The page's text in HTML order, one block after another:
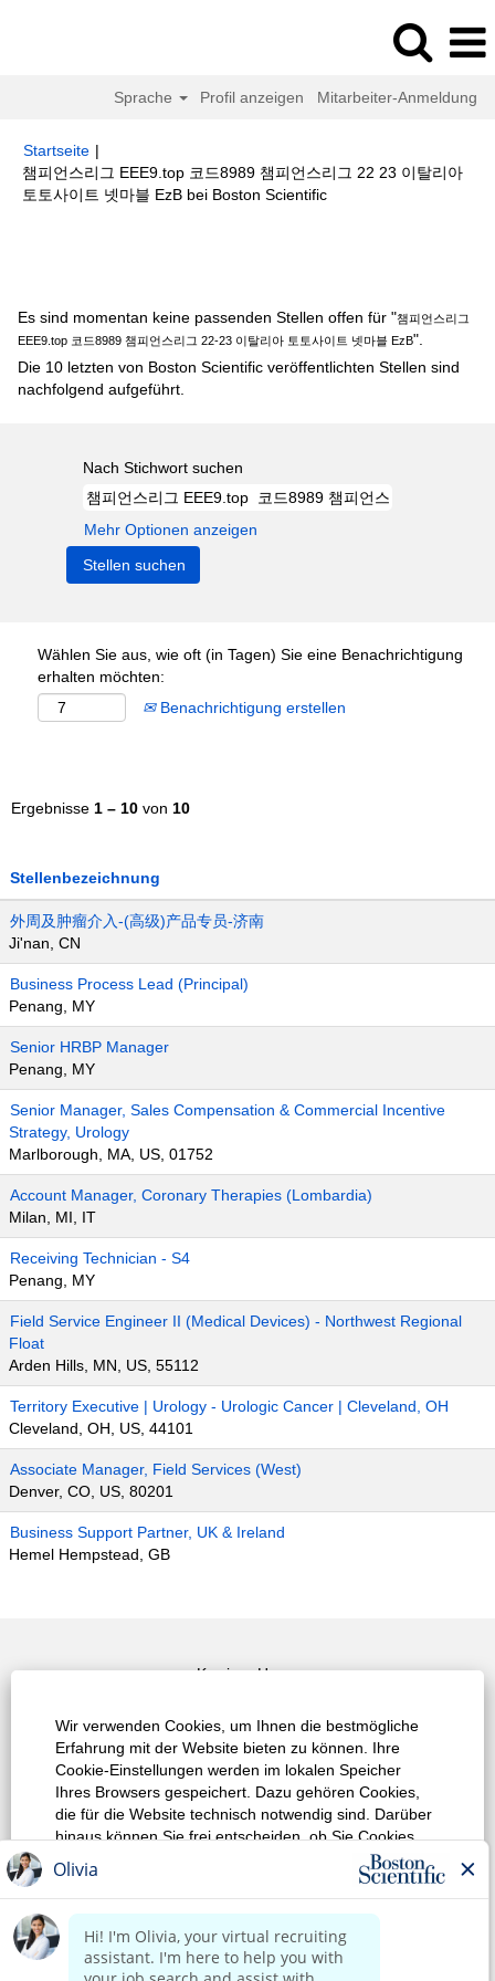
Wir verwenden Cookies, um Ihnen die bestmögliche
Erfahrung mit der Website bieten zu können. Ihre
Cookie-Einstellungen werden im lokalen Speicher
Ihres Browsers gespeichert. Dazu gehören Cookies,
die für die Website technisch notwendig sind. Darüber
hinaus können Sie frei entscheiden, ob Sie Cookies
akzeptieren, und dies jederzeit ändern. Sie können
auch Cookies zur Verbesserung der Website-Leistung
sowie Cookies zum Anzeigen von Inhalten, die auf Ihre
Interessen zugeschnitten sind, ablehnen. Wenn Sie
nicht alle Cookies akzeptieren, kann dies
Auswirkungen auf Ihre Erfahrung auf der Site und die
Sprache Profil anzeigen Mitarbeiter-Anmeldung
Startseite |
챔피언스리그 EEE9.top 코드8989 챔피언스리그 22 23 이탈리아
토토사이트 넷마블 EzB bei Boston Scientific(aktuelle
Es sind momentan keine passenden Stellen offen für "챔피언스리그
EEE9.top 코드8989 챔피언스리그 22-23 이탈리아 토토사이트 넷마블 EzB".
Die 10 letzten von Boston Scientific veröffentlichten Stellen sind
nachfolgend aufgeführt.
Nach Stichwort suchen
Mehr Optionen anzeigen
Wählen Sie aus, wie oft (in Tagen) Sie eine Benachrichtigung
erhalten möchten:
Benachrichtigung erstellen
Ergebnisse 1 – 10 von 10
Stellenbezeichnung
外周及肿瘤介入-(高级)产品专员-济南
Ji'nan, CN
Business Process Lead (Principal)
Penang, MY
Senior HRBP Manager
Penang, MY
Senior Manager, Sales Compensation & Commercial Incentive
Strategy, Urology
Marlborough, MA, US, 01752
Account Manager, Coronary Therapies (Lombardia)
Milan, MI, IT
Receiving Technician - S4
Penang, MY
Field Service Engineer II (Medical Devices) - Northwest Regional
Float
Arden Hills, MN, US, 55112
Territory Executive | Urology - Urologic Cancer | Cleveland, OH
Cleveland, OH, US, 44101
Associate Manager, Field Services (West)
Denver, CO, US, 80201
Business Support Partner, UK & Ireland
Hemel Hempstead, GB
Karriere Home
Top Job Suche
Alle Jobs / Stellen anzeigen
Datenschutzrichtlinie
Urheberrecht
Kontaktieren Sie uns